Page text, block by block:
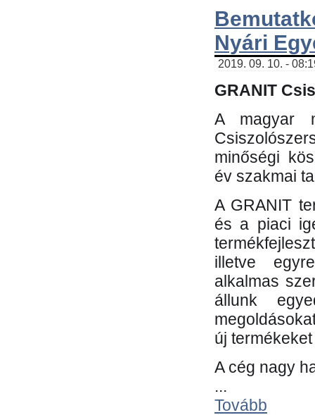
Nyári
2019. 09. 10. -
GRANIT
A magyar
minőségi
év szakmai
A GRANIT
és a piaci
illetve
alkalmas
állunk
új
A cég nagy
...
Tovább